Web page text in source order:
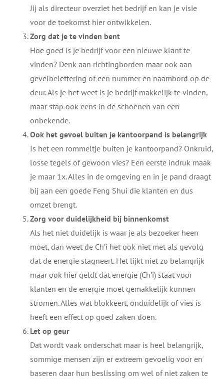
Jij als directeur overziet het bedrijf en kan je visie
voor de toekomst hier ontwikkelen.
Zorg dat je te vinden bent
Hoe goed is je bedrijf voor een nieuwe klant te
vinden? Denk aan richtingborden maar ook aan
gevelbelettering of een nummer en naambord op de
deur. Als je het weet is je bedrijf makkelijk te vinden,
maar stap ook eens in de schoenen van een
onbekende.
Ook het gevoel buiten je kantoorpand is belangrijk
Is het een rommeltje buiten je kantoorpand? Onkruid,
losse tegels of gewoon vies? Een eerste indruk maak
je maar 1x. Alles in de omgeving en in je pand draagt
bij aan een goede Feng Shui die klanten en dus
omzet brengt.
Zorg voor duidelijkheid bij binnenkomst
Als het niet duidelijk is waar je als bezoeker heen
moet, dan weet de Ch’i het ook niet met als gevolg
dat de energie stagneert. Het lijkt niet zo belangrijk
maar ook hier geldt dat energie (Ch’i) staat voor
klanten en de energie moet gemakkelijk kunnen
stromen. Alles wat blokkeert, onduidelijk of vies is
heeft een effect op goed zaken doen.
Let op geur
Dat wordt vaak onderschat maar is heel belangrijk,
sommige mensen zijn er extreem gevoelig voor en
baseren daar hun beslissing om wel of niet zaken te